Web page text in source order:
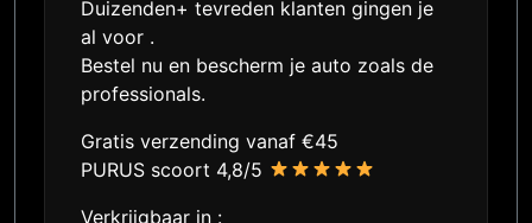
Duizenden+ tevreden klanten gingen je
al voor .
Bestel nu en bescherm je auto zoals de
professionals.
Gratis verzending vanaf €45
PURUS scoort 4,8/5
Verkrijgbaar in :